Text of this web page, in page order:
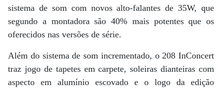
sistema de som com novos alto-falantes de 35W, que
segundo a montadora são 40% mais potentes que os
oferecidos nas versões de série.
Além do sistema de som incrementado, o 208 InConcert
traz jogo de tapetes em carpete, soleiras dianteiras com
aspecto em alumínio escovado e o logo da edição